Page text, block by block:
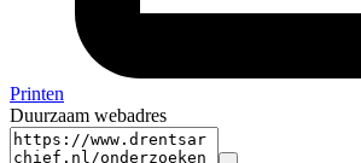
Printen
Duurzaam webadres